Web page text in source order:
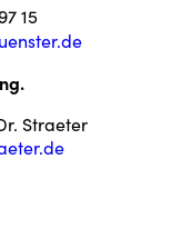
15
Straeter